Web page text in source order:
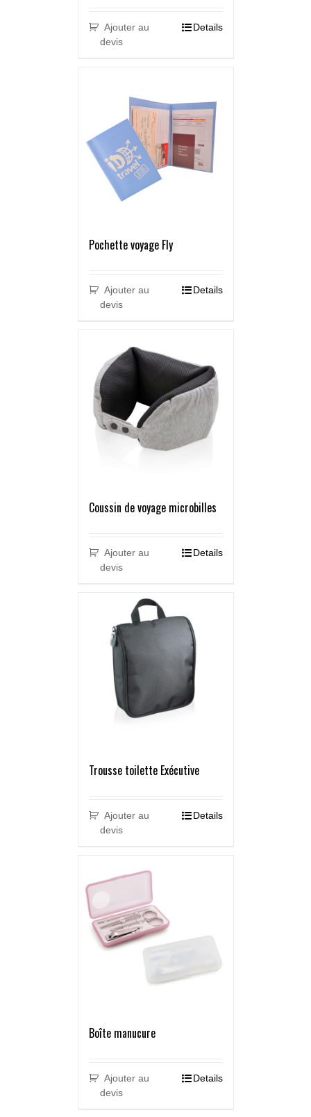
Ajouter au
devis
Details
Pochette voyage Fly
Ajouter au
devis
Details
Coussin de voyage microbilles
Ajouter au
devis
Details
Trousse toilette Exécutive
Ajouter au
devis
Details
Boîte manucure
Ajouter au
devis
Details